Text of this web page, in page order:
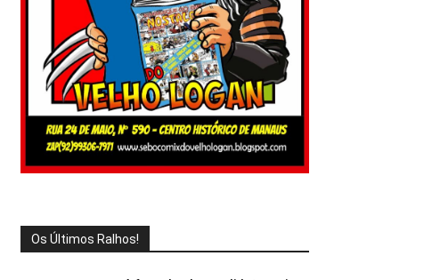
Os Últimos Ralhos!